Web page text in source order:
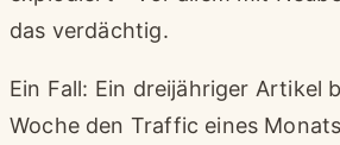
das verdächtig.
Ein Fall: Ein dreijähriger Artikel
Woche den Traffic eines